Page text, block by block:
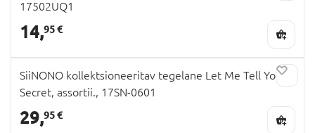
17502UQ1
14,95 €
SiiNONO kollektsioneeritav tegelane Let Me Tell You A
Secret, assortii., 17SN-0601
29,95 €